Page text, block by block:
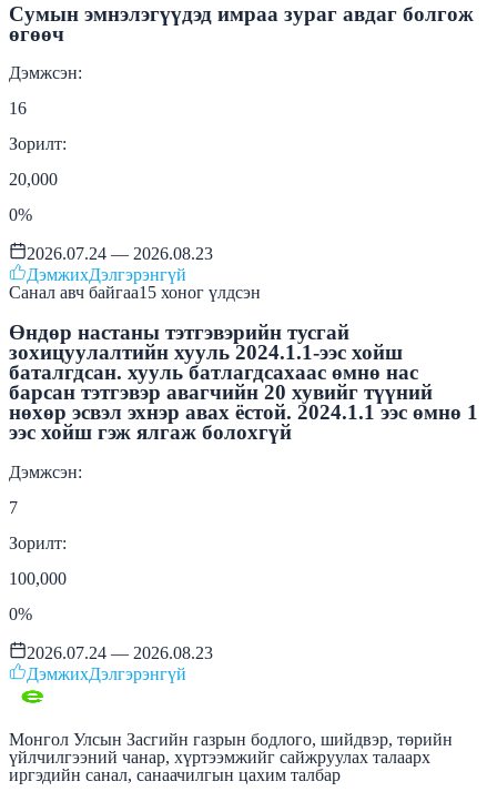
Сумын эмнэлэгүүдэд имраа зураг авдаг болгож
өгөөч
Дэмжсэн:
16
Зорилт:
20,000
0%
2026.07.24 — 2026.08.23
ДэмжихДэлгэрэнгүй
Санал авч байгаа15 хоног үлдсэн
Өндөр настаны тэтгэвэрийн тусгай
зохицуулалтийн хууль 2024.1.1-ээс хойш
баталгдсан. хууль батлагдсахаас өмнө нас
барсан тэтгэвэр авагчийн 20 хувийг түүний
нөхөр эсвэл эхнэр авах ёстой. 2024.1.1 ээс өмнө 1
ээс хойш гэж ялгаж болохгүй
Дэмжсэн:
7
Зорилт:
100,000
0%
2026.07.24 — 2026.08.23
ДэмжихДэлгэрэнгүй
Монгол Улсын Засгийн газрын бодлого, шийдвэр, төрийн
үйлчилгээний чанар, хүртээмжийг сайжруулах талаарх
иргэдийн санал, санаачилгын цахим талбар